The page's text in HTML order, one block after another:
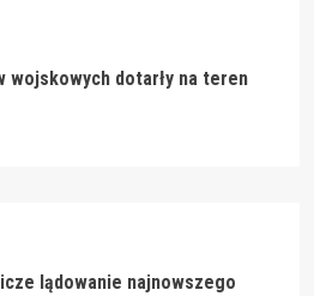
wojskowych dotarły na teren
lądowanie najnowszego